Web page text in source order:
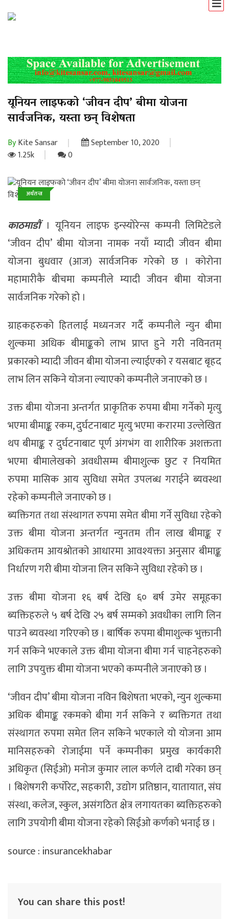
यूनियन लाइफको ‘जीवन दीप’ बीमा योजना
सार्वजनिक, यस्ता छन् विशेषता
ByKite Sansar
September 10, 2020
1.25k
0
अर्थतन्त्र
काठमाडौं । यूनियन लाइफ इन्स्योरेन्स कम्पनी लिमिटेडले
‘जीवन दीप’ बीमा योजना नामक नयाँ म्यादी जीवन बीमा
योजना बुधवार (आज) सार्वजनिक गरेको छ । कोरोना
महामारीकै बीचमा कम्पनीले म्यादी जीवन बीमा योजना
सार्वजनिक गरेको हो ।
ग्राहकहरुको हितलाई मध्यनजर गर्दै कम्पनीले न्युन बीमा
शुल्कमा अधिक बीमाङ्कको लाभ प्राप्त हुने गरी नविनतम्
प्रकारको म्यादी जीवन बीमा योजना ल्याईएको र यसबाट बृहद
लाभ लिन सकिने योजना ल्याएको कम्पनीले जनाएको छ ।
उक्त बीमा योजना अन्तर्गत प्राकृतिक रुपमा बीमा गर्नेको मृत्यु
भएमा बीमाङ्क रकम, दुर्घटनाबाट मृत्यु भएमा करारमा उल्लेखित
थप बीमाङ्क र दुर्घटनाबाट पूर्ण अंगभंग वा शारीरिक अशक्तता
भएमा बीमालेखको अवधीसम्म बीमाशुल्क छुट र नियमित
रुपमा मासिक आय सुविधा समेत उपलब्ध गराईने ब्यवस्था
रहेको कम्पनीले जनाएको छ ।
ब्यक्तिगत तथा संस्थागत रुपमा समेत बीमा गर्ने सुविधा रहेको
उक्त बीमा योजना अन्तर्गत न्युनतम तीन लाख बीमाङ्क र
अधिकतम आयश्रोतको आधारमा आवश्यक्ता अनुसार बीमाङ्क
निर्धारण गरी बीमा योजना लिन सकिने सुविधा रहेको छ ।
उक्त बीमा योजना १६ बर्ष देखि ६० बर्ष उमेर समूहका
ब्यक्तिहरुले ५ बर्ष देखि २५ बर्ष सम्मको अवधीका लागि लिन
पाउने ब्यवस्था गरिएको छ । बार्षिक रुपमा बीमाशुल्क भुक्तानी
गर्न सकिने भएकाले उक्त बीमा योजना बीमा गर्न चाहनेहरुको
लागि उपयुक्त बीमा योजना भएको कम्पनीले जनाएको छ ।
‘जीवन दीप’ बीमा योजना नविन बिशेषता भएको, न्युन शुल्कमा
अधिक बीमाङ्क रकमको बीमा गर्न सकिने र ब्यक्तिगत तथा
संस्थागत रुपमा समेत लिन सकिने भएकाले यो योजना आम
मानिसहरुको रोजाईमा पर्ने कम्पनीका प्रमुख कार्यकारी
अधिकृत (सिईओ) मनोज कुमार लाल कर्णले दाबी गरेका छन्
। बिशेषगरी कर्पोरेट, सहकारी, उद्योग प्रतिष्ठान, यातायात, संघ
संस्था, कलेज, स्कुल, असंगठित क्षेत्र लगायतका ब्यक्तिहरुको
लागि उपयोगी बीमा योजना रहेको सिईओ कर्णको भनाई छ ।
source : insurancekhabar
You can share this post!